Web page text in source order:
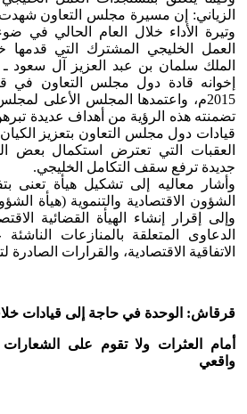
الزياني: إن مسيرة مجلس التعاون
وتيرة الأداء خلال العام الحالي في
العمل الخليجي المشترك التي قدمها
الملك سلمان بن عبد العزيز آل سعود
إخوانه قادة دول مجلس التعاون في
2015م، واعتمدها المجلس الأعلى
تضمنته هذه الرؤية من أهداف عديدة
قيادات دول مجلس التعاون بتعزيز
العقبات التي تعترض استكمال بعض
جديدة ترفع سقف التكامل الخليجي.
وأشار معاليه إلى تشكيل هيأة تعنى
الشؤون الاقتصادية والتنموية (هيأة
وإلى إقرار إنشاء الهيأة القضائية
الدعاوى المتعلقة بالمنازعات
الاتفاقية الاقتصادية، والقرارات الصادرة
قرقاش: الوحدة في حاجة إلى قيادات
أمام العثرات ولا تقوم على
واقعي